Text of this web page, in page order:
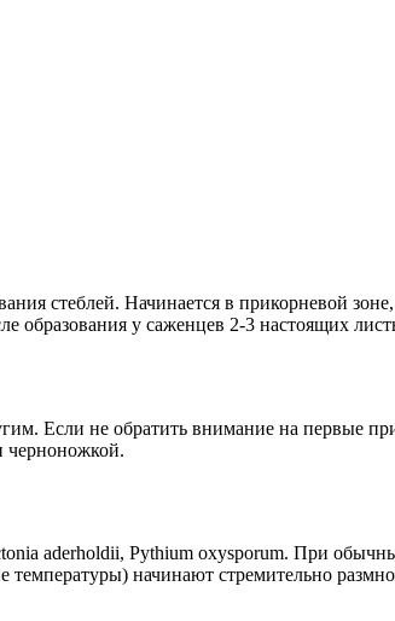
стеблей. Начинается в прикорневой
образования у саженцев 2-3 настоящих
Если не обратить внимание на первые
черноножкой.
aderholdii, Pythium oxysporum. При
начинают стремительно